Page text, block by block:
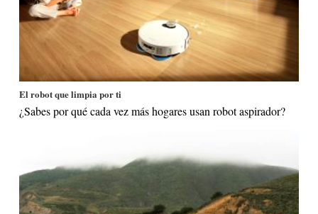
El robot que limpia por ti
¿Sabes por qué cada vez más hogares usan robot aspirador?